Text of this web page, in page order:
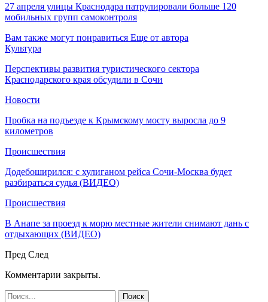
27 апреля улицы Краснодара патрулировали больше 120
мобильных групп самоконтроля
Вам также могут понравиться Еще от автора
Культура
Перспективы развития туристического сектора
Краснодарского края обсудили в Сочи
Новости
Пробка на подъезде к Крымскому мосту выросла до 9
километров
Происшествия
Додебоширился: с хулиганом рейса Сочи-Москва будет
разбираться судья (ВИДЕО)
Происшествия
В Анапе за проезд к морю местные жители снимают дань с
отдыхающих (ВИДЕО)
Пред След
Комментарии закрыты.